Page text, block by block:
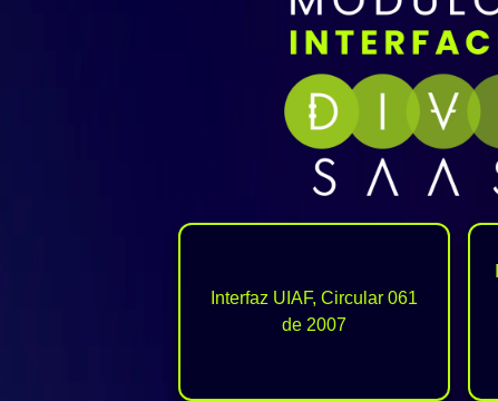
Interfaz UIAF, Circular 061
de 2007